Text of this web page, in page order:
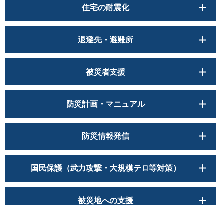
住宅の耐震化
退避先・避難所
被災者支援
防災計画・マニュアル
防災情報発信
国民保護（武力攻撃・大規模テロ等対策）
被災地への支援